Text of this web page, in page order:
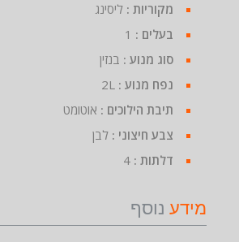
מקוריות : ליסינג
בעלים : 1
סוג מנוע : בנזין
נפח מנוע : 2L
תיבת הילוכים : אוטומט
צבע חיצוני : לבן
דלתות : 4
מידע נוסף